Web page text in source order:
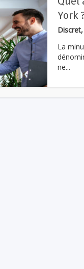
York
La
ne...